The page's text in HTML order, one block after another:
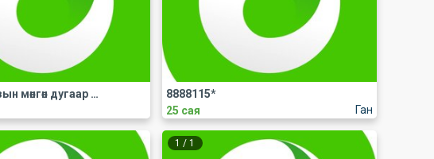
Маш гоё азын мөнгөн дугаар зарна
Ган
8888115*
25 сая
1 /1